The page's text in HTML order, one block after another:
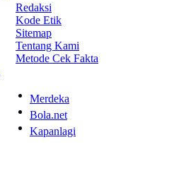
Redaksi
Kode Etik
Sitemap
Tentang Kami
Metode Cek Fakta
Merdeka
Bola.net
Kapanlagi